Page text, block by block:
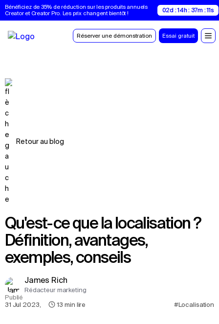
Bénéficiez de 35% de réduction sur les produits annuels
Creator et Creator Pro. Les prix changent bientôt !
02d : 14h : 37m : 10s
Réserver une démonstration Essai gratuit
Retour au blog
Qu'est-ce que la localisation ?
Définition, avantages,
exemples, conseils
James Rich
Rédacteur marketing
Publié
31 Jul 2023, 13 min lire #Localisation